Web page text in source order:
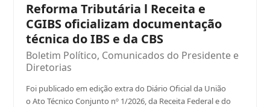
Reforma Tributária l Receita e
CGIBS oficializam documentação
técnica do IBS e da CBS
Boletim Político, Comunicados do Presidente e
Diretorias
Foi publicado em edição extra do Diário Oficial da União
o Ato Técnico Conjunto nº 1/2026, da Receita Federal e do